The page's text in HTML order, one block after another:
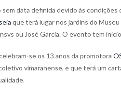
data definida devido às condições
que terá lugar nos jardins do
ou José Garcia. O evento tem
se os 13 anos da promotora
vimaranense, e que terá um